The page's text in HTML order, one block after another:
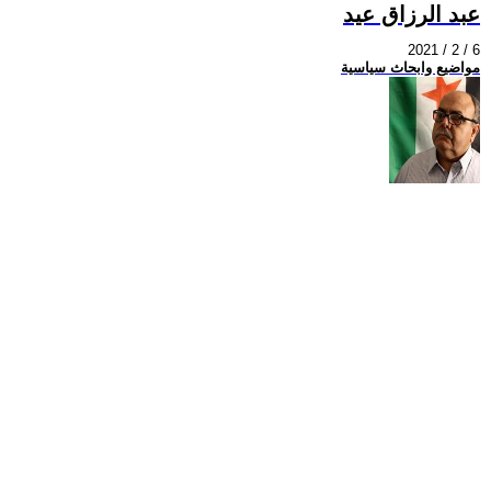
عبد الرزاق عيد
2021 / 2 / 6
مواضيع وابحاث سياسية